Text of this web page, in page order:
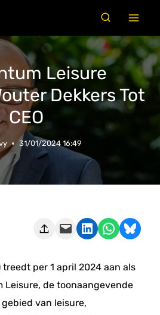
Leisure
Dekkers Tot
CEO
31/01/2024 16:49
Deze pagina e-mailen Delen op LinkedIn Delen via WhatsApp Share on Bluesky
treedt per 1 april 2024 aan als
Leisure, de toonaangevende
van leisure,